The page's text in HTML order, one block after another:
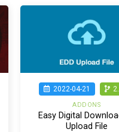
2022-04-21
ADDONS
Easy Digital
Upload File